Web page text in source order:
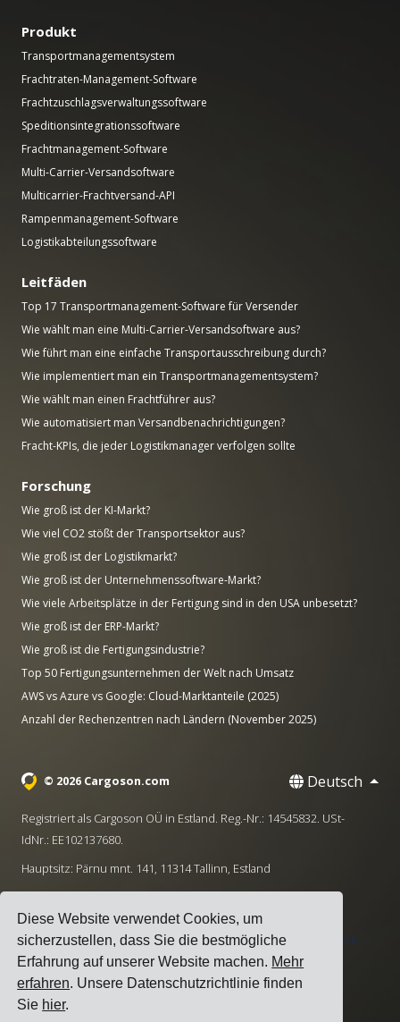
Diese Website verwendet Cookies, um
sicherzustellen, dass Sie die bestmögliche
Erfahrung auf unserer Website machen. Mehr
erfahren. Unsere Datenschutzrichtlinie finden
Sie hier.
Produkt
Transportmanagementsystem
Frachtraten-Management-Software
Frachtzuschlagsverwaltungssoftware
Speditionsintegrationssoftware
Frachtmanagement-Software
Multi-Carrier-Versandsoftware
Multicarrier-Frachtversand-API
Rampenmanagement-Software
Logistikabteilungssoftware
Leitfäden
Top 17 Transportmanagement-Software für Versender
Wie wählt man eine Multi-Carrier-Versandsoftware aus?
Wie führt man eine einfache Transportausschreibung durch?
Wie implementiert man ein Transportmanagementsystem?
Wie wählt man einen Frachtführer aus?
Wie automatisiert man Versandbenachrichtigungen?
Fracht-KPIs, die jeder Logistikmanager verfolgen sollte
Forschung
Wie groß ist der KI-Markt?
Wie viel CO2 stößt der Transportsektor aus?
Wie groß ist der Logistikmarkt?
Wie groß ist der Unternehmenssoftware-Markt?
Wie viele Arbeitsplätze in der Fertigung sind in den USA unbesetzt?
Wie groß ist der ERP-Markt?
Wie groß ist die Fertigungsindustrie?
Top 50 Fertigungsunternehmen der Welt nach Umsatz
AWS vs Azure vs Google: Cloud-Marktanteile (2025)
Anzahl der Rechenzentren nach Ländern (November 2025)
© 2026 Cargoson.com Deutsch
Registriert als Cargoson OÜ in Estland. Reg.-Nr.: 14545832. USt-
IdNr.: EE102137680.
Hauptsitz: Pärnu mnt. 141, 11314 Tallinn, Estland
+372 5555 0028·hello@cargoson.com
Nutzungsbedingungen|Datenschutzerklärung
Cookie-
Richtlinie